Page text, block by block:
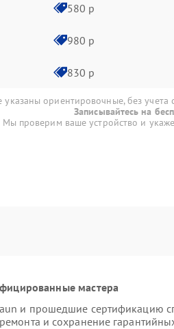
580 р
980 р
830 р
ориентировочные, без учета
Записывайтесь на
Мы проверим ваше устройство и
мастера
и прошедшие сертификацию
и сохранение